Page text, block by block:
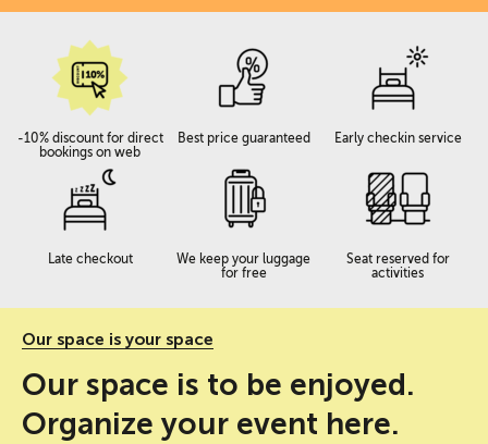
-10% discount for direct
bookings on web
Best price guaranteed Early checkin service
Late checkout
We keep your luggage
for free
Seat reserved for
activities
Our space is your space
Our space is to be enjoyed.
Organize your event here.